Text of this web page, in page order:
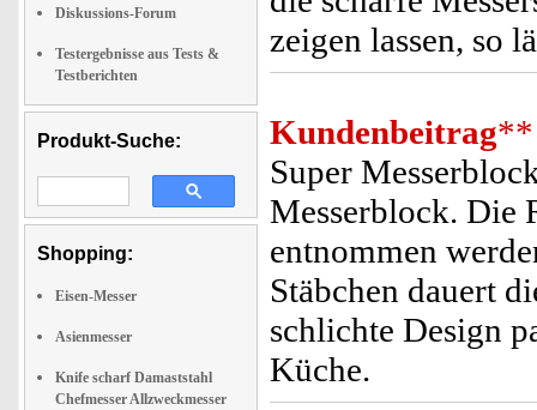
Diskussions-Forum
Testergebnisse aus Tests &
Testberichten
Produkt-Suche:
Shopping:
Eisen-Messer
Asienmesser
Knife scharf Damaststahl
Chefmesser Allzweckmesser
zeigen lassen, so
Kundenbeitrag**
Super
Messerblock. Die
entnommen
Stäbchen dauert
schlichte Design
Küche.